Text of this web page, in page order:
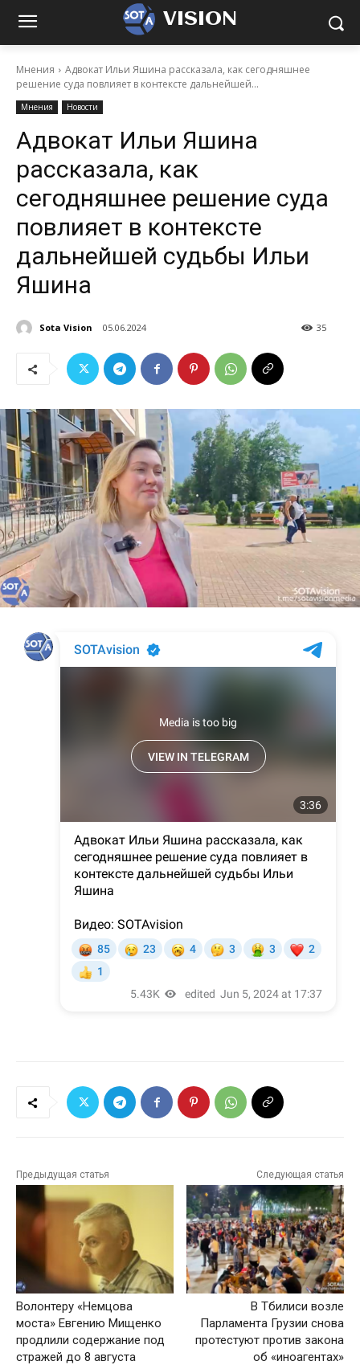
VISION
Мнения
Адвокат Ильи Яшина рассказала, как сегодняшнее
решение суда повлияет в контексте дальнейшей...
Мнения Новости
Адвокат Ильи Яшина
рассказала, как
сегодняшнее решение суда
повлияет в контексте
дальнейшей судьбы Ильи
Яшина
Sota Vision 05.06.2024 35
Предыдущая статья
Волонтеру «Немцова
моста» Евгению Мищенко
продлили содержание под
стражей до 8 августа
Следующая статья
В Тбилиси возле
Парламента Грузии снова
протестуют против закона
об «иноагентах»